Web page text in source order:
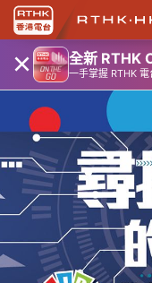
× 全新 RTHK
一手掌握 RTHK 電